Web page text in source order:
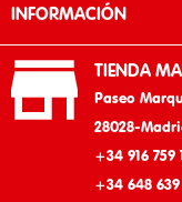
INFORMACIÓN
 TIENDA
Paseo
28028-
+34 916 759
+34 648 639